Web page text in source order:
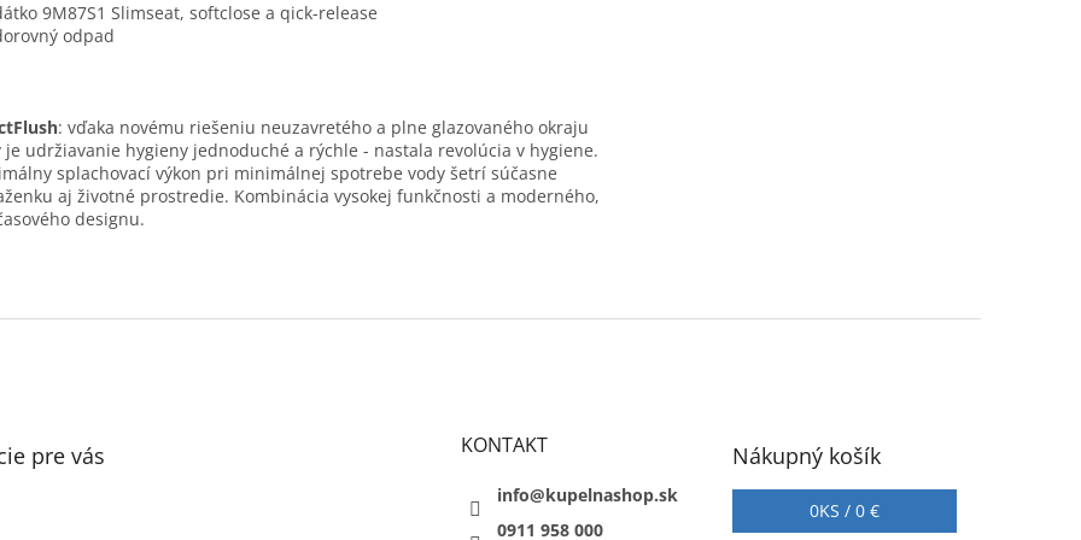
9M87S1 Slimseat, softclose a qick-release
odpad
: vďaka novému riešeniu neuzavretého a plne glazovaného okraju
je udržiavanie hygieny jednoduché a rýchle - nastala revolúcia v hygiene.
splachovací výkon pri minimálnej spotrebe vody šetrí súčasne
aj životné prostredie. Kombinácia vysokej funkčnosti a moderného,
designu.
pre vás KONTAKT
info@kupelnashop.sk
0911 958 000
Nákupný košík
0KS /0 €